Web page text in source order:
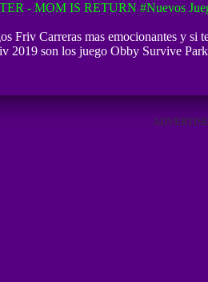
- MOM IS RETURN #Nuevos
Friv Carreras mas emocionantes y si
son los juego Obby Survive